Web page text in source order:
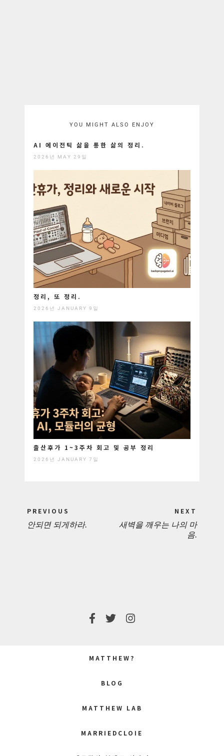
YOU MIGHT ALSO ENJOY
AI 에이전틱 삶을 통한 삶의 정리.
2026년 MAY 29일
정리, 또 정리.
2026년 JANUARY 9일
출산후가 1~3주차 회고 및 공부 정리
2026년 JANUARY 7일
navigation
PREVIOUS
PREVIOUS
안되면 되게하라.
NEXT
NEXT
새벽을 깨우는 나의 마
음.
MATTHEW?
BLOG
MATTHEW LAB
MARRIEDCLOIE